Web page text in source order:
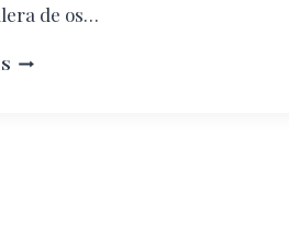
de os…
BARILOCHE,